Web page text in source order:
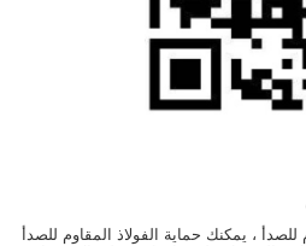
للصدأ ، يمكنك حماية الفولاذ المقاوم للصدأ